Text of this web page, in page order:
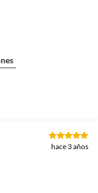
hace 3 años